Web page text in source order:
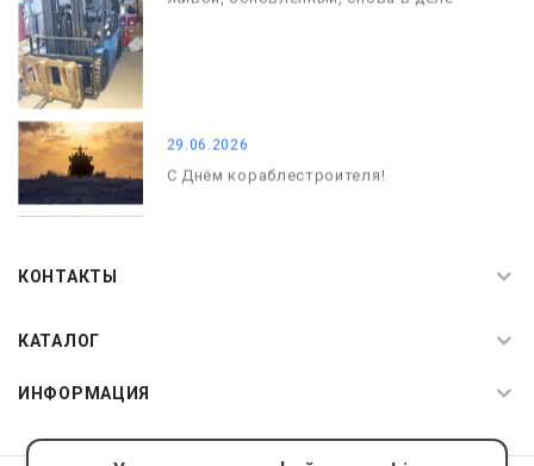
29.06.2026
С Днём кораблестроителя!
КОНТАКТЫ
КАТАЛОГ
ИНФОРМАЦИЯ